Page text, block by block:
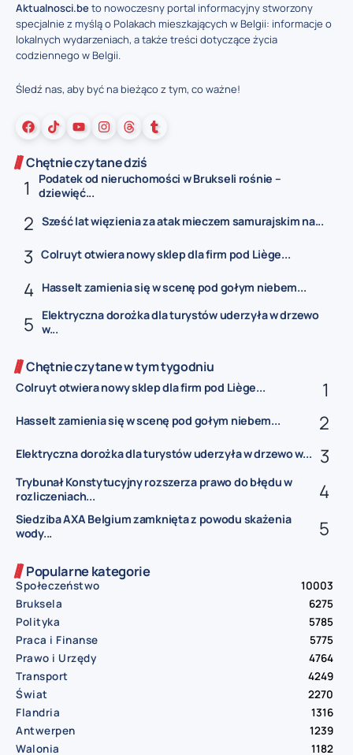
Aktualnosci.beto nowoczesny portal informacyjny stworzony
specjalnie z myślą o Polakach mieszkających w Belgii: informacje o
lokalnych wydarzeniach, a także treści dotyczące życia
codziennego w Belgii.
Śledź nas, aby być na bieżąco z tym, co ważne!
Chętnie czytane dziś
Podatek od nieruchomości w Brukseli rośnie –
dziewięć...
Sześć lat więzienia za atak mieczem samurajskim na...
Colruyt otwiera nowy sklep dla firm pod Liège...
Hasselt zamienia się w scenę pod gołym niebem...
Elektryczna dorożka dla turystów uderzyła w drzewo
w...
Chętnie czytane w tym tygodniu
Colruyt otwiera nowy sklep dla firm pod Liège...
Hasselt zamienia się w scenę pod gołym niebem...
Elektryczna dorożka dla turystów uderzyła w drzewo w...
Trybunał Konstytucyjny rozszerza prawo do błędu w
rozliczeniach...
Siedziba AXA Belgium zamknięta z powodu skażenia
wody...
Popularne kategorie
Społeczeństwo
10003
Bruksela
6275
Polityka
5785
Praca i Finanse
5775
Prawo i Urzędy
4764
Transport
4249
Świat
2270
Flandria
1316
Antwerpen
1239
Walonia
1182